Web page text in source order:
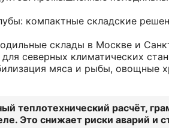
компактные складские
склады в Москве и
северных климатических
мяса и рыбы, овощные
теплотехнический расчёт,
Это снижает риски аварий и